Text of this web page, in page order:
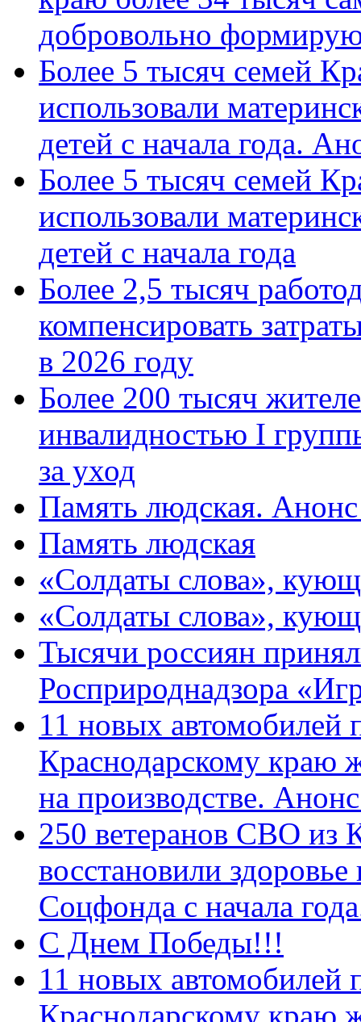
добровольно
Более 5 тысяч семей
использовали
детей с начала года.
Более 5 тысяч семей
использовали
детей с начала года
Более 2,5 тысяч
компенсировать
в 2026 году
Более 200 тысяч
инвалидностью I
за уход
Память людская.
Память людская
«Солдаты слова»,
«Солдаты слова»,
Тысячи россиян
Росприроднадзора
11 новых автомобилей
Краснодарскому краю
на производстве.
250 ветеранов СВО из
восстановили
Соцфонда с начала
С Днем Победы!!!
11 новых автомобилей
Краснодарскому краю